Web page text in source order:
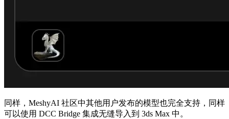
同样，MeshyAI 社区中其他用户发布的模型也完全支持，同样
可以使用 DCC Bridge 集成无缝导入到 3ds Max 中。